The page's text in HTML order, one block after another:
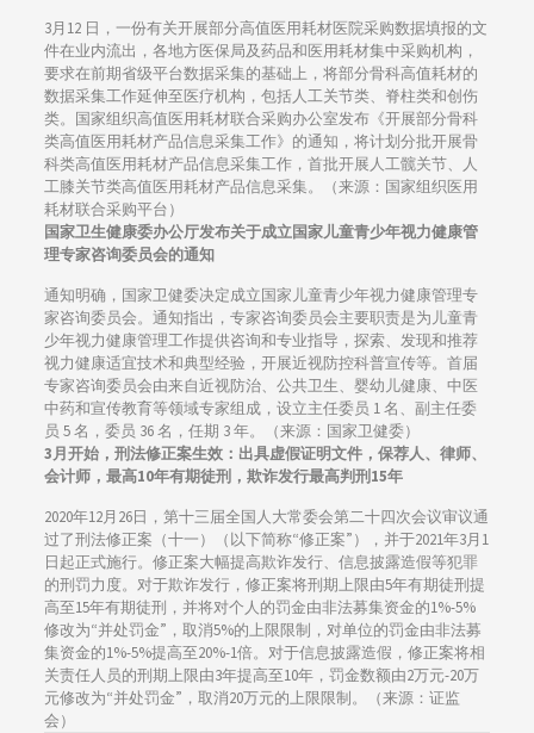
3月12 日，一份有关开展部分高值医用耗材医院采购数据填报的文
件在业内流出，各地方医保局及药品和医用耗材集中采购机构，
要求在前期省级平台数据采集的基础上，将部分骨科高值耗材的
数据采集工作延伸至医疗机构，包括人工关节类、脊柱类和创伤
类。国家组织高值医用耗材联合采购办公室发布《开展部分骨科
类高值医用耗材产品信息采集工作》的通知，将计划分批开展骨
科类高值医用耗材产品信息采集工作，首批开展人工髋关节、人
工膝关节类高值医用耗材产品信息采集。（来源：国家组织医用
耗材联合采购平台）
国家卫生健康委办公厅发布关于成立国家儿童青少年视力健康管
理专家咨询委员会的通知
通知明确，国家卫健委决定成立国家儿童青少年视力健康管理专
家咨询委员会。通知指出，专家咨询委员会主要职责是为儿童青
少年视力健康管理工作提供咨询和专业指导，探索、发现和推荐
视力健康适宜技术和典型经验，开展近视防控科普宣传等。首届
专家咨询委员会由来自近视防治、公共卫生、婴幼儿健康、中医
中药和宣传教育等领域专家组成，设立主任委员 1 名、副主任委
员 5 名，委员 36 名，任期 3 年。（来源：国家卫健委）
3月开始，刑法修正案生效：出具虚假证明文件，保荐人、律师、
会计师，最高10年有期徒刑，欺诈发行最高判刑15年
2020年12月26日，第十三届全国人大常委会第二十四次会议审议通
过了刑法修正案（十一）（以下简称“修正案”），并于2021年3月1
日起正式施行。修正案大幅提高欺诈发行、信息披露造假等犯罪
的刑罚力度。对于欺诈发行，修正案将刑期上限由5年有期徒刑提
高至15年有期徒刑，并将对个人的罚金由非法募集资金的1%-5%
修改为“并处罚金”，取消5%的上限限制，对单位的罚金由非法募
集资金的1%-5%提高至20%-1倍。对于信息披露造假，修正案将相
关责任人员的刑期上限由3年提高至10年，罚金数额由2万元-20万
元修改为“并处罚金”，取消20万元的上限限制。（来源：证监
会）